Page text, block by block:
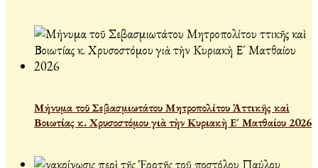
Μήνυμα τοῦ Σεβασμιωτάτου Μητροπολίτου Ἀττικῆς καὶ
Βοιωτίας κ. Χρυσοστόμου γιὰ τὴν Κυριακὴ Ε´ Ματθαίου 2026